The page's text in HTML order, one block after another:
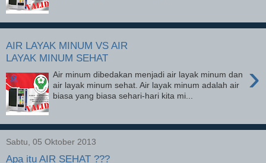
AIR LAYAK MINUM VS AIR
LAYAK MINUM SEHAT
›
Air minum dibedakan menjadi air layak minum dan
air layak minum sehat. Air layak minum adalah air
biasa yang biasa sehari-hari kita mi...
Sabtu, 05 Oktober 2013
Apa itu AIR SEHAT ???